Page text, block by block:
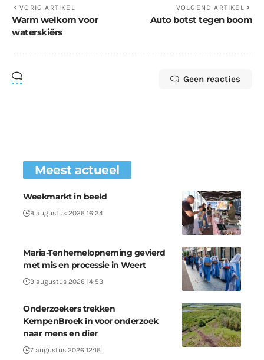
VORIG ARTIKEL
Warm welkom voor
waterskiërs
VOLGEND ARTIKEL
Auto botst tegen boom
Geen reacties
Meest actueel
Weekmarkt in beeld
9 augustus 2026 16:34
Maria-Tenhemelopneming gevierd
met mis en processie in Weert
9 augustus 2026 14:53
Onderzoekers trekken
KempenBroek in voor onderzoek
naar mens en dier
7 augustus 2026 12:16